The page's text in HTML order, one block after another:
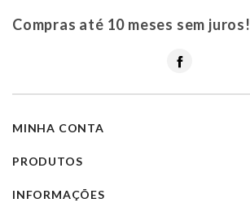
Compras até 10 meses sem juros!
MINHA CONTA
PRODUTOS
INFORMAÇÕES